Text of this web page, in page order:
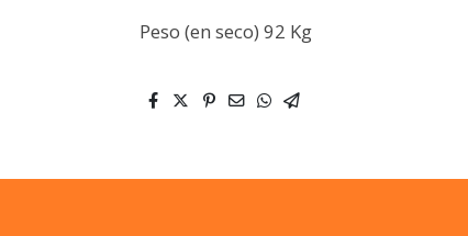
Peso (en seco) 92 Kg